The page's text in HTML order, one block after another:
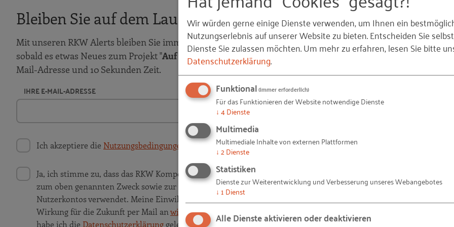
Bleiben Sie auf dem Laufenden!
Mit unseren RKW Alerts bleiben Sie immer auf dem Laufenden. Wir informieren Sie automatisch und
sobald es etwas Neues zum Projekt "Auf IT gebaut " auf unserer Website gibt. Alles, was Sie dafür brauchen,
Mail-Adresse und 10 Sekunden Zeit.
IHRE E-MAIL-ADRESSE
Ich akzeptiere die Nutzungsbedingungen
Ja, ich stimme zu, dass das RKW Kompetenzzentrum meine persönlichen Daten
zum oben genannten Zweck sowie zur Erzeugung eines kostenlosen
Nutzerkontos verwendet. Meine Einwilligung ist freiwillig und kann jederzeit mit
Wirkung für die Zukunft per Mail anwiderruf@rkw.de
habe ich die Datenschutzerklärunggelesen und verstanden.
Wir würden gerne einige Dienste verwenden, um Ihnen ein
Nutzungserlebnis auf unserer Website zu bieten. Entscheiden Sie
Dienste Sie zulassen möchten.Um mehr zu erfahren, lesen Sie bitte
Datenschutzerklärung.
Funktional(immer erforderlich)
Für das Funktionieren der Website notwendige Dienste
↓ 4Dienste
Multimedia
Multimediale Inhalte von externen Plattformen
↓ 2Dienste
Statistiken
Dienste zur Weiterentwicklung und Verbesserung unseres Webangebotes
↓ 1 Dienst
Alle Dienste aktivieren oder deaktivieren